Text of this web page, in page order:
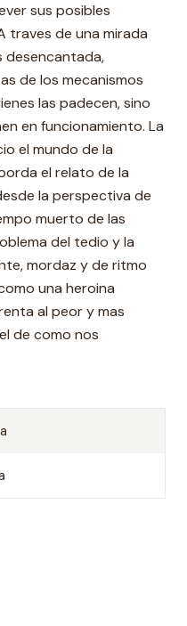
sus posibles
traves de una mirada
desencantada,
de los mecanismos
las padecen, sino
en funcionamiento. La
el mundo de la
el relato de la
la perspectiva de
muerto de las
del tedio y la
mordaz y de ritmo
una heroina
al peor y mas
de como nos